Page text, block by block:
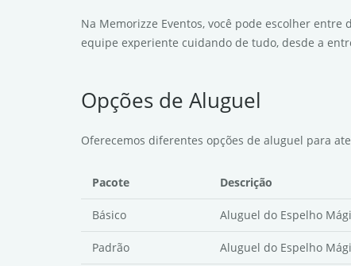
Na Memorizze Eventos, você pode escolher
equipe experiente cuidando de tudo, desde a
Opções de Aluguel
Oferecemos diferentes opções de aluguel para
Pacote Descrição
Básico Aluguel do Espelho
Padrão Aluguel do Espelho